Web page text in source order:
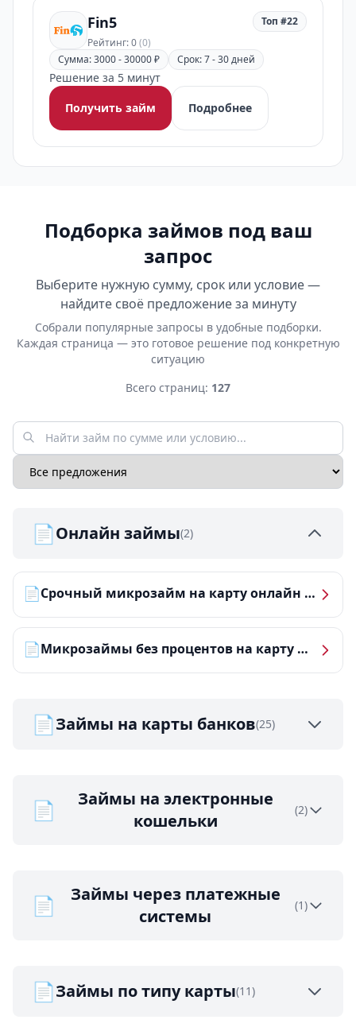
Fin5
Рейтинг: 0(0)
Топ #22
Сумма: 3000 - 30000 ₽ Срок: 7 - 30 дней
Решение за 5 минут
Получить займ
Подробнее
Подборка займов под ваш
запрос
Выберите нужную сумму, срок или условие —
найдите своё предложение за минуту
Собрали популярные запросы в удобные подборки.
Каждая страница — это готовое решение под конкретную
ситуацию
Всего страниц: 127
📄Онлайн займы(2)
📄 Срочный микрозайм на карту онлайн — получить деньги за 5 минут
📄 Микрозаймы без процентов на карту — ТОП-10 за 2026 год
📄Займы на карты банков(25)
📄
Займы на электронные
кошельки
(2)
📄
Займы через платежные
системы
(1)
📄Займы по типу карты(11)